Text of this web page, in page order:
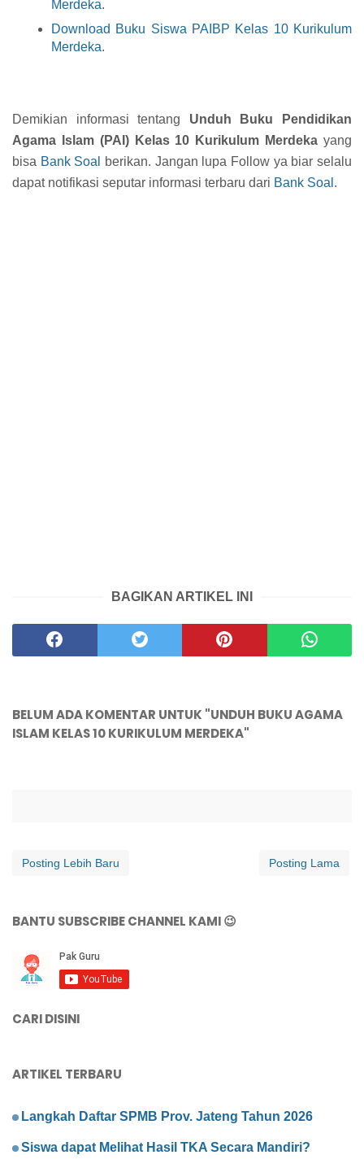
Merdeka.
Download Buku Siswa PAIBP Kelas 10 Kurikulum
Merdeka.
Demikian informasi tentang Unduh Buku Pendidikan
Agama Islam (PAI) Kelas 10 Kurikulum Merdeka yang
bisa Bank Soal
berikan. Jangan lupa Follow ya biar selalu
dapat notifikasi seputar informasi terbaru dari Bank Soal .
BAGIKAN ARTIKEL INI
BELUM ADA KOMENTAR UNTUK "UNDUH BUKU AGAMA
ISLAM KELAS 10 KURIKULUM MERDEKA"
Posting Lebih Baru Posting Lama
BANTU SUBSCRIBE CHANNEL KAMI 😉
CARI DISINI
ARTIKEL TERBARU
Langkah Daftar SPMB Prov. Jateng Tahun 2026
Siswa dapat Melihat Hasil TKA Secara Mandiri?